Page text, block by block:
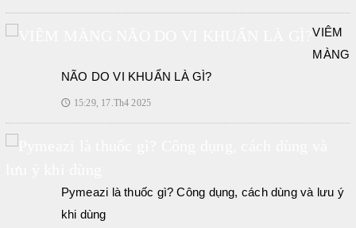
VIÊM
MÀNG
NÃO DO VI KHUẨN LÀ GÌ?
🕔 15:29, 17.Th4 2025
Pymeazi là thuốc gì? Công dụng, cách dùng và lưu ý
khi dùng